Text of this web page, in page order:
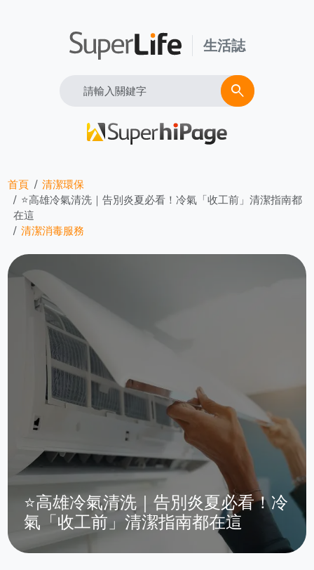
生活誌
Search search
首頁
清潔環保
⭐高雄冷氣清洗｜告別炎夏必看！冷氣「收工前」清潔指南都
在這
清潔消毒服務
⭐高雄冷氣清洗｜告別炎夏必看！冷
氣「收工前」清潔指南都在這